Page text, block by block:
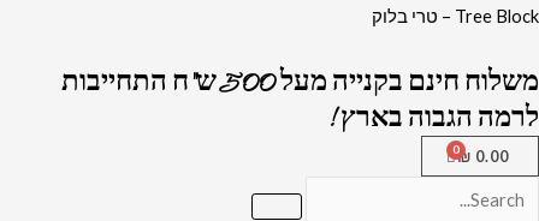
דילוג
Tree Block – טרי בלוק
משלוח חינם בקנייה מעל 500 ש"ח התחייבות
לרמה הגבוה בארץ !
0.00
₪
כמות
2305
-
שלום
עליכם